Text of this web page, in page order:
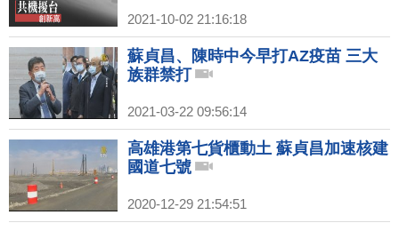
2021-10-02 21:16:18
蘇貞昌、陳時中今早打AZ疫苗 三大
族群禁打
2021-03-22 09:56:14
高雄港第七貨櫃動土 蘇貞昌加速核建
國道七號
2020-12-29 21:54:51